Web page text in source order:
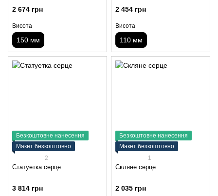
2 674 грн
Висота
150 мм
2 454 грн
Висота
110 мм
Безкоштовне нанесення
Макет безкоштовно
2
Статуетка серце
3 814 грн
Безкоштовне нанесення
Макет безкоштовно
1
Скляне серце
2 035 грн